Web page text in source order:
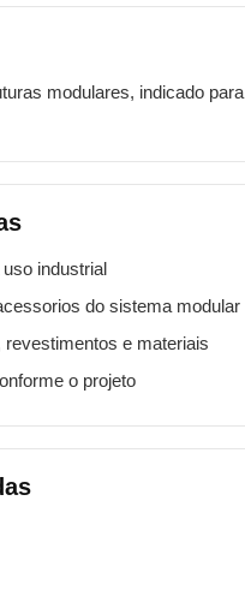
modulares, indicado
industrial
do sistema modular
e materiais
o projeto